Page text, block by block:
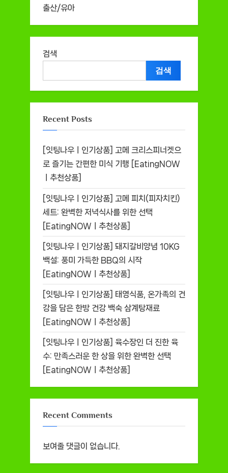
출산/유아
검색
검색
Recent Posts
[잇팅나우ㅣ인기상품] 고메 크리스피너겟으
로 즐기는 간편한 미식 기행 [EatingNOW
ㅣ추천상품]
[잇팅나우ㅣ인기상품] 고메 피치(피자치킨)
세트: 완벽한 저녁식사를 위한 선택
[EatingNOWㅣ추천상품]
[잇팅나우ㅣ인기상품] 돼지갈비양념 10KG
백설: 풍미 가득한 BBQ의 시작
[EatingNOWㅣ추천상품]
[잇팅나우ㅣ인기상품] 태영식품, 온가족의 건
강을 담은 한방 건강 백숙 삼계탕재료
[EatingNOWㅣ추천상품]
[잇팅나우ㅣ인기상품] 육수장인 더 진한 육
수: 만족스러운 한 상을 위한 완벽한 선택
[EatingNOWㅣ추천상품]
Recent Comments
보여줄 댓글이 없습니다.